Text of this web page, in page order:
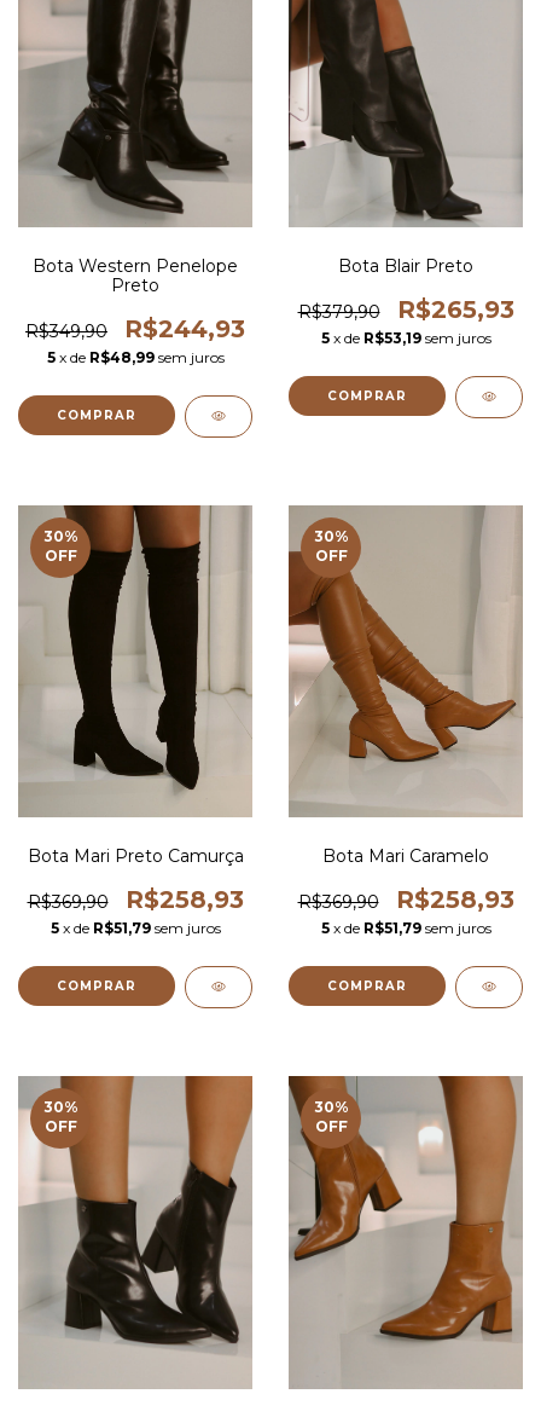
Bota Western Penelope
Preto
R$349,90 R$244,93
5 x de R$48,99 sem juros
COMPRAR
Bota Blair Preto
R$379,90 R$265,93
5 x de R$53,19 sem juros
COMPRAR
30%
OFF
Bota Mari Preto Camurça
R$369,90 R$258,93
5 x de R$51,79 sem juros
COMPRAR
30%
OFF
Bota Mari Caramelo
R$369,90 R$258,93
5 x de R$51,79 sem juros
COMPRAR
30%
OFF
30%
OFF